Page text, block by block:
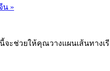
น »
จะช่วยให้คุณวางแผนเส้นทาง